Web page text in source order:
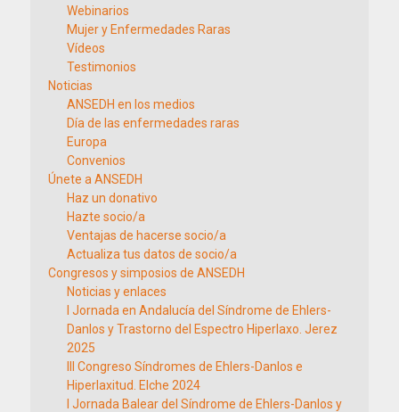
Webinarios
Mujer y Enfermedades Raras
Vídeos
Testimonios
Noticias
ANSEDH en los medios
Día de las enfermedades raras
Europa
Convenios
Únete a ANSEDH
Haz un donativo
Hazte socio/a
Ventajas de hacerse socio/a
Actualiza tus datos de socio/a
Congresos y simposios de ANSEDH
Noticias y enlaces
I Jornada en Andalucía del Síndrome de Ehlers-
Danlos y Trastorno del Espectro Hiperlaxo. Jerez
2025
III Congreso Síndromes de Ehlers-Danlos e
Hiperlaxitud. Elche 2024
I Jornada Balear del Síndrome de Ehlers-Danlos y